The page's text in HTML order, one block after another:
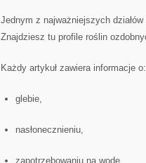
Jednym z najważniejszych
Znajdziesz tu profile roślin
Każdy artykuł zawiera informacje o:
glebie,
nasłonecznieniu,
zapotrzebowaniu na wodę,